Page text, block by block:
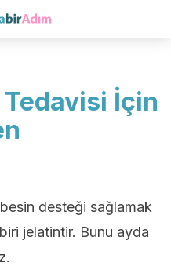
Tedavisi İçin
desteği sağlamak
jelatintir. Bunu ayda